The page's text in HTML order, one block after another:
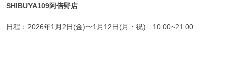
SHIBUYA109阿倍野店
日程：2026年1月2日(金)〜1月12日(月・祝) 10:00~21:00